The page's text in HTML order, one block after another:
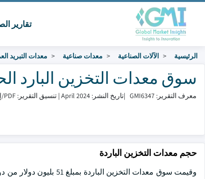
تقارير
الرئيسية الآلات الصناعية معدات صناعية معدات التبريد
سوق معدات التخزين البارد الحجم
معرف التقرير: GMI6347 |تاريخ النشر: April 2024 | تنسيق التقرير: PDF/إكسل/لوحة التحكم/منصة
حجم معدات التخزين الباردة